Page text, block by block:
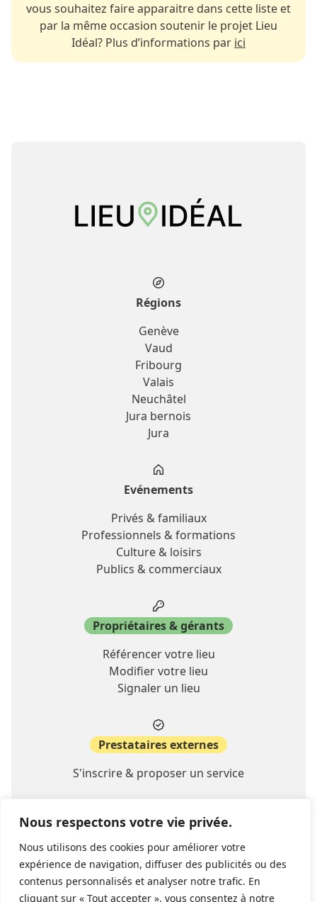
Nous respectons votre vie privée.
Nous utilisons des cookies pour améliorer votre
expérience de navigation, diffuser des publicités ou des
contenus personnalisés et analyser notre trafic. En
cliquant sur « Tout accepter », vous consentez à notre
vous souhaitez faire apparaitre dans cette liste et
par la même occasion soutenir le projet Lieu
Idéal? Plus d’informations par ici
Régions
Genève
Vaud
Fribourg
Valais
Neuchâtel
Jura bernois
Jura
Evénements
Privés & familiaux
Professionnels & formations
Culture & loisirs
Publics & commerciaux
Propriétaires & gérants
Référencer votre lieu
Modifier votre lieu
Signaler un lieu
Prestataires externes
S'inscrire & proposer un service
A propos
Contact
FAQ